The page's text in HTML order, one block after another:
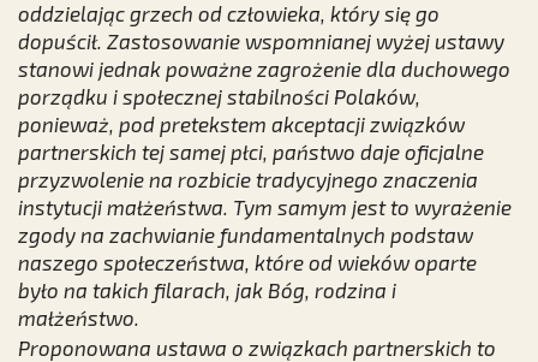
oddzielając grzech od człowieka, który się go
dopuścił. Zastosowanie wspomnianej wyżej ustawy
stanowi jednak poważne zagrożenie dla duchowego
porządku i społecznej stabilności Polaków,
ponieważ, pod pretekstem akceptacji związków
partnerskich tej samej płci, państwo daje oficjalne
przyzwolenie na rozbicie tradycyjnego znaczenia
instytucji małżeństwa. Tym samym jest to wyrażenie
zgody na zachwianie fundamentalnych podstaw
naszego społeczeństwa, które od wieków oparte
było na takich filarach, jak Bóg, rodzina i
małżeństwo.
Proponowana ustawa o związkach partnerskich to